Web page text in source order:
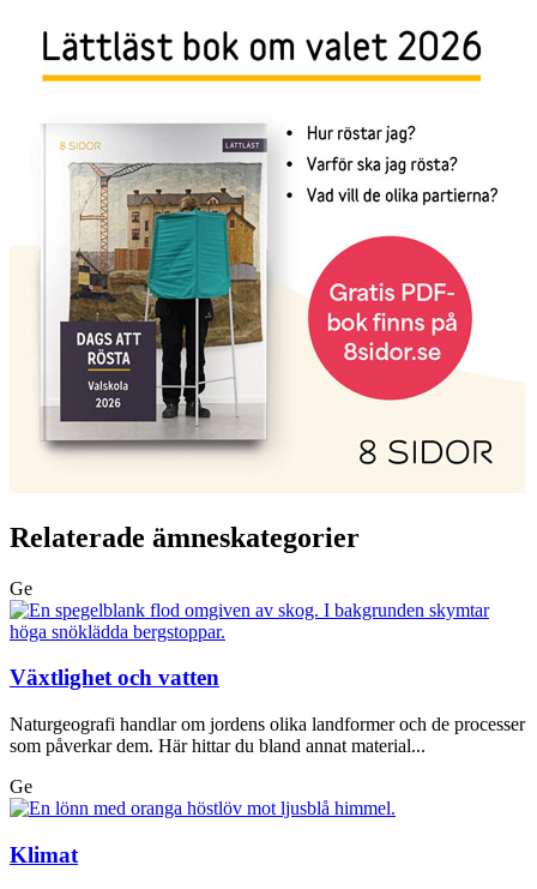
Relaterade ämneskategorier
Ge
Växtlighet och vatten
Naturgeografi handlar om jordens olika landformer och de processer
som påverkar dem. Här hittar du bland annat material...
Ge
Klimat